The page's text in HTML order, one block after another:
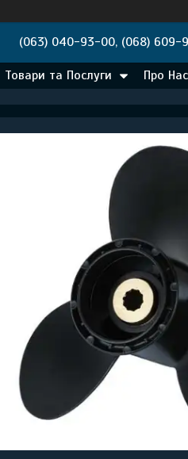
(063) 040-93-00, (068) 609-
Товари та Послуги Про Нас